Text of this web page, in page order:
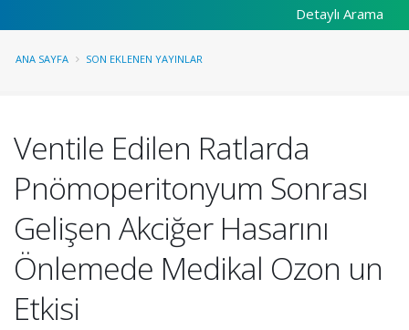
Detaylı Arama
ANA SAYFA SON EKLENEN YAYINLAR
Ventile Edilen Ratlarda
Pnömoperitonyum Sonrası
Gelişen Akciğer Hasarını
Önlemede Medikal Ozon un
Etkisi